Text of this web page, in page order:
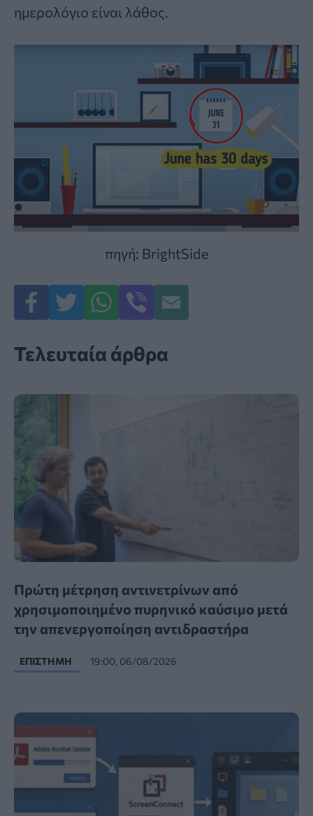
ημερολόγιο είναι λάθος.
πηγή: BrightSide
Τελευταία άρθρα
Πρώτη μέτρηση αντινετρίνων από
χρησιμοποιημένο πυρηνικό καύσιμο μετά
την απενεργοποίηση αντιδραστήρα
ΕΠΙΣΤΉΜΗ 19:00, 06/08/2026